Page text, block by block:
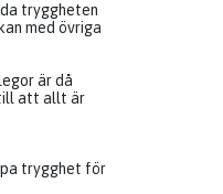
tryggheten
med övriga
är då
till att allt är
trygghet för